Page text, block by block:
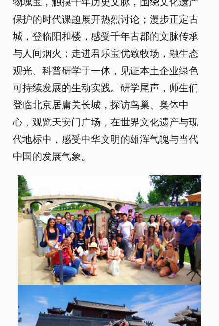
物瑰宝，触摸千年历史文脉，围绕文化遗产
保护的时代课题展开热烈讨论；漫步正定古
城，登临阳和楼，感受千年古郡的文脉传承
与人间烟火；走进君乐宝优致牧场，融生态
观光、科普研学于一体，见证本土企业绿色
可持续发展的生动实践。研学尾声，师生们
登临北京居庸关长城，探访鸟巢、奥体中
心，观览天安门广场，在世界文化遗产与现
代地标中，感受中华文明的雄浑气魄与当代
中国的发展气象。